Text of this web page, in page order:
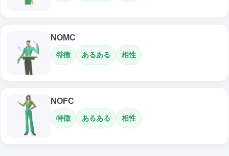
NOMC
特徴 あるある 相性
NOFC
特徴 あるある 相性